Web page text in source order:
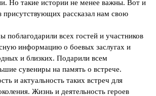
Но такие истории не менее важны. Вот и
присутствующих рассказал нам свою
поблагодарили всех гостей и участников
информацию о боевых заслугах и
и близких. Подарили всем
сувениры на память о встрече.
и актуальность таких встреч для
Жизнь и деятельность героев